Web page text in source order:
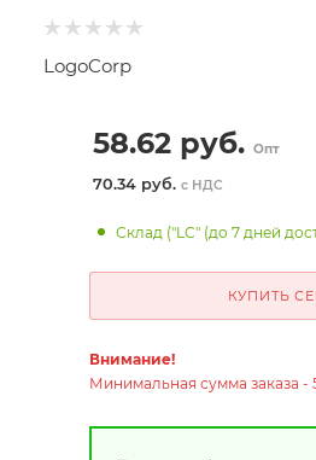
LogoCorp
58.62руб. Опт
70.34 руб. с НДС
Склад ("LC" (до 7 дней
КУПИТЬ
Внимание!
Минимальная сумма заказа -